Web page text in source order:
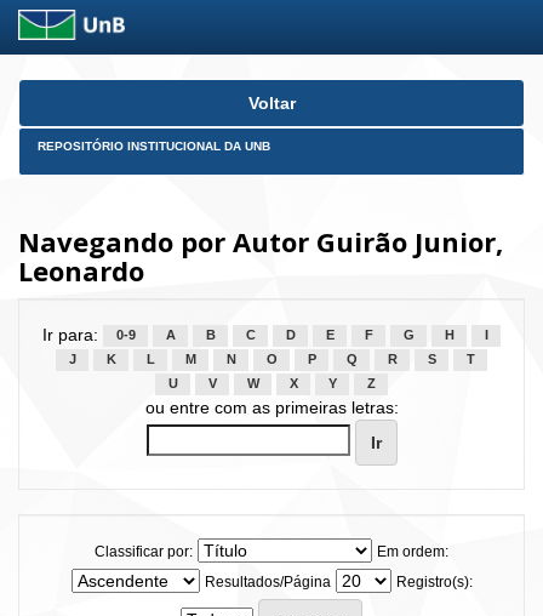
Skip
Voltar
REPOSITÓRIO INSTITUCIONAL DA UNB
Navegando por Autor Guirão Junior,
Leonardo
Ir para: 0-9 A B C D E F G H
J
K L M N O P Q R S
T
U
V W X Y Z
ou entre com as primeiras letras:
Classificar por:
Em ordem:
Resultados/Página
Registro(s):